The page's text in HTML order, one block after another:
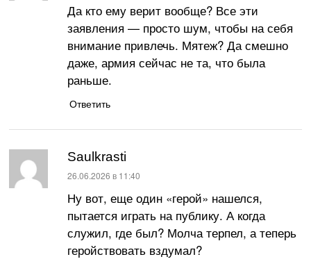
Да кто ему верит вообще? Все эти
заявления — просто шум, чтобы на себя
внимание привлечь. Мятеж? Да смешно
даже, армия сейчас не та, что была
раньше.
Ответить
Saulkrasti
:
26.06.2026 в 11:40
Ну вот, еще один «герой» нашелся,
пытается играть на публику. А когда
служил, где был? Молча терпел, а теперь
геройствовать вздумал?